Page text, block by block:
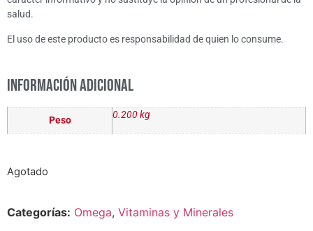
salud.
El uso de este producto es responsabilidad de quien lo consume.
Información adicional
Peso 0.200 kg
Agotado
Categorías: Omega, Vitaminas y Minerales